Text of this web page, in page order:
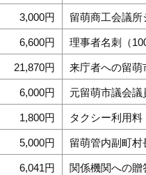
3,000円 留萌商工会議
6,600円 理事者名刺（
21,870円 来庁者への留
6,000円 元留萌市議会
1,800円 タクシー利用料
5,000円 留萌管内副町
6,041円 関係機関への贈